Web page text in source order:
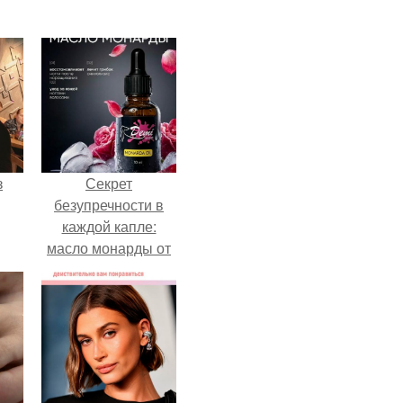
Секрет
безупречности в
каждой капле:
масло монарды от
Demi Sweet.